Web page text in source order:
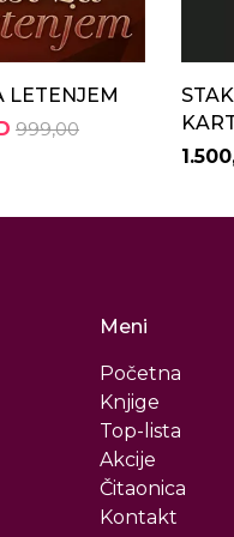
LETENJEM
999,00
Meni
Početna
Knjige
Top-lista
Akcije
Čitaonica
Kontakt